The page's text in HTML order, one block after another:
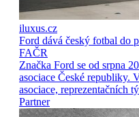
iluxus.cz
Ford dává český fotbal do
FAČR
Značka Ford se od srpna
asociace České republiky.
asociace, reprezentačních
Partner